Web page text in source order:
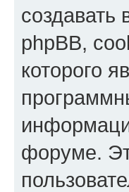
phpBB,
которого
форуме.